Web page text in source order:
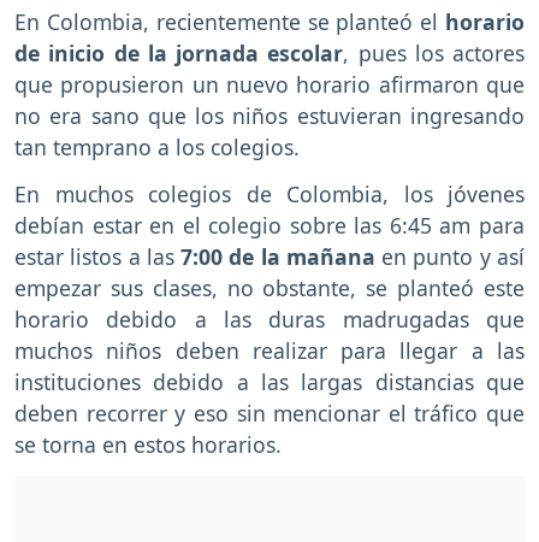
En Colombia, recientemente se planteó el horario
de inicio de la jornada escolar, pues los actores
que propusieron un nuevo horario afirmaron que
no era sano que los niños estuvieran ingresando
tan temprano a los colegios.
En muchos colegios de Colombia, los jóvenes
debían estar en el colegio sobre las 6:45 am para
estar listos a las7:00 de la mañana en punto y así
empezar sus clases, no obstante, se planteó este
horario debido a las duras madrugadas que
muchos niños deben realizar para llegar a las
instituciones debido a las largas distancias que
deben recorrer y eso sin mencionar el tráfico que
se torna en estos horarios.